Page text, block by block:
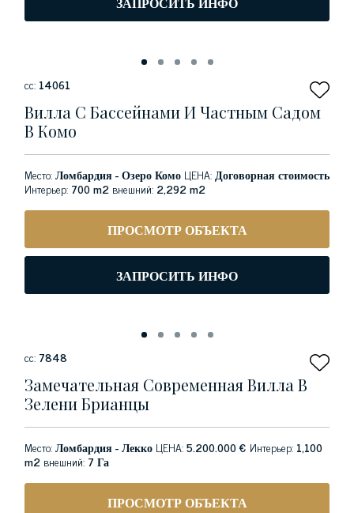
сс: 14061
Вилла С Бассейнами И Частным Садом
В Комо
Место:Ломбардия - Озеро Комо ЦЕНА:Договорная стоимость
Интерьер: 700 m2 внешний: 2,292 m2
ПРОСМОТР ОБЪЕКТА
ЗАПРОСИТЬ ИНФО
сс: 7848
Замечательная Современная Вилла В
Зелени Брианцы
Место:Ломбардия - Лекко ЦЕНА:5.200.000 € Интерьер: 1,100
m2 внешний: 7 Га
ПРОСМОТР ОБЪЕКТА